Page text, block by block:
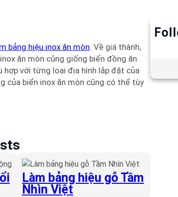
bảng hiệu inox ăn mòn. Về giá thành,
ăn mòn cũng giống biển đồng ăn
hợp với từng loại địa hình lắp đặt của
của biển inox ăn mòn cũng có thể tùy
Làm bảng hiệu gỗ Tầm
Nhìn Việt